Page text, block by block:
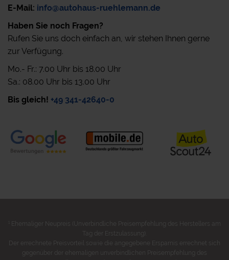
E-Mail: info@autohaus-ruehlemann.de
Haben Sie noch Fragen?
Rufen Sie uns doch einfach an, wir stehen Ihnen gerne
zur Verfügung.
Mo.- Fr.: 7.00 Uhr bis 18.00 Uhr
Sa.: 08.00 Uhr bis 13.00 Uhr
Bis gleich! +49 341-42640-0
Ehemaliger Neupreis (Unverbindliche Preisempfehlung des Herstellers am
Tag der Erstzulassung).
Der errechnete Preisvorteil sowie die angegebene Ersparnis errechnet sich
gegenüber der ehemaligen unverbindlichen Preisempfehlung des